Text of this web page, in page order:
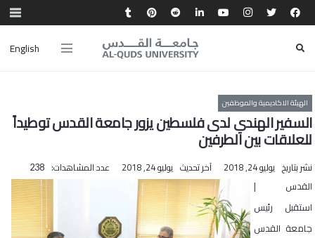
English
الهيئة الاكاديمية والموظفين
السفير الهندي لدى فلسطين يزور جامعة القدس توطيداً
للعلاقات بين الطرفين
نشر بتاريخ يوليو 24, 2018 آخر تحديث يوليو 24, 2018 عدد المشاهدات: 238
القدس |
استقبل رئيس
جامعة القدس